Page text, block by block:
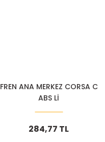
FREN ANA MERKEZ CORSA C
ABS Lİ
284,77 TL